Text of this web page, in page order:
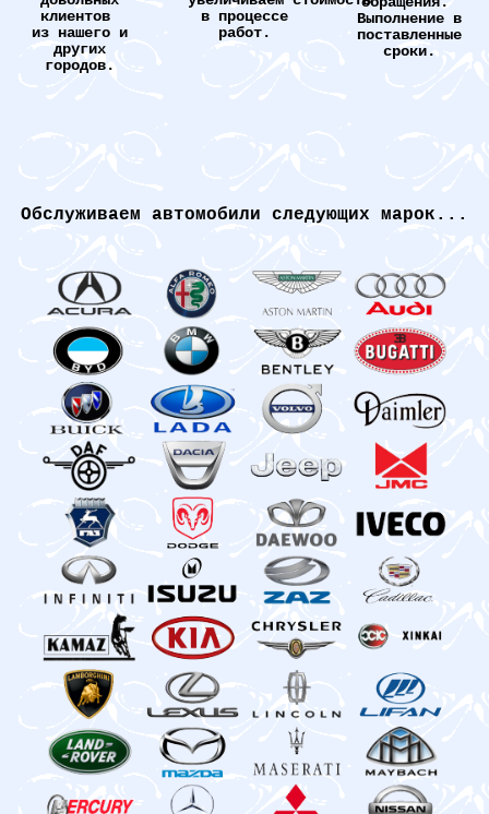
клиентов
из нашего и
других
городов.
в процессе
работ.
Выполнение в
поставленные
сроки.
Обслуживаем автомобили следующих марок...